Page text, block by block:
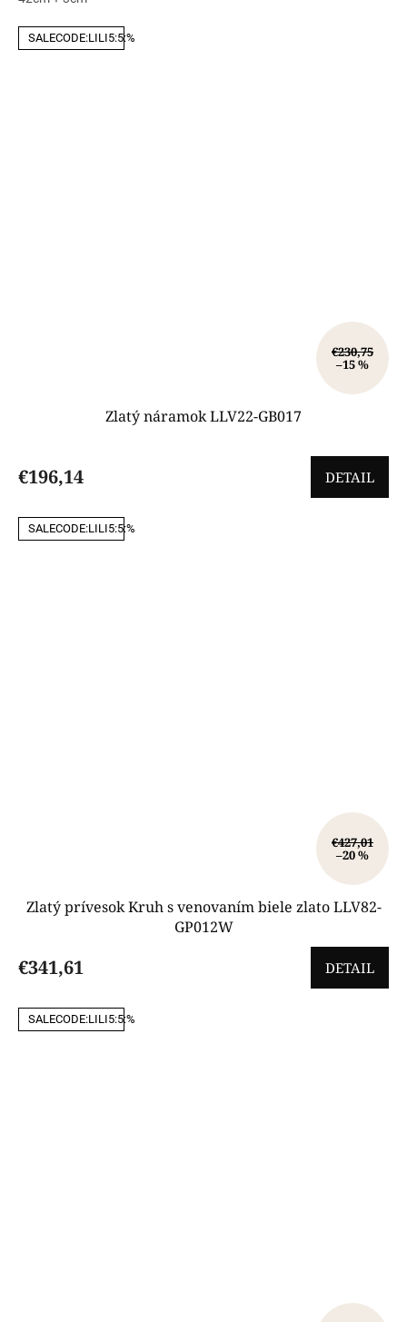
SALECODE:LILI5:5:%
€230,75
–15 %
Zlatý náramok LLV22-GB017
€196,14 DETAIL
SALECODE:LILI5:5:%
€427,01
–20 %
Zlatý prívesok Kruh s venovaním biele zlato LLV82-
GP012W
€341,61 DETAIL
SALECODE:LILI5:5:%